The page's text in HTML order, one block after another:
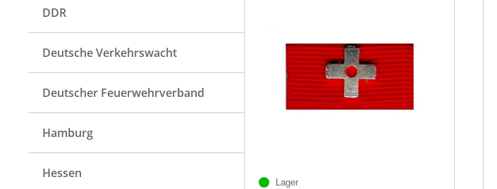
DDR
Deutsche Verkehrswacht
Deutscher Feuerwehrverband
Hamburg
Hessen
Lager